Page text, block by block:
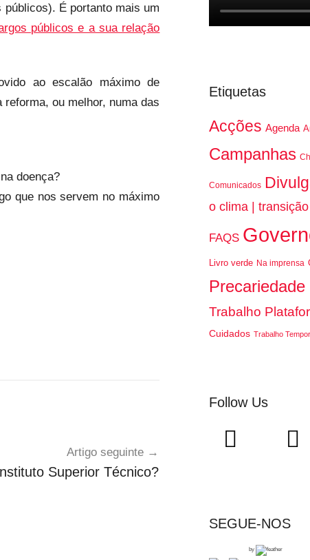
É portanto mais um
públicos e a sua relação
ao escalão máximo de
ou melhor, numa das
doença?
que nos servem no máximo
Artigo seguinte
Superior Técnico?
Etiquetas
Acções Agenda
Campanhas
Comunicados
o clima |
FAQS
Livro verde Na imprensa
Trabalho
Cuidados Trabalho
Follow Us
SEGUE-NOS
by